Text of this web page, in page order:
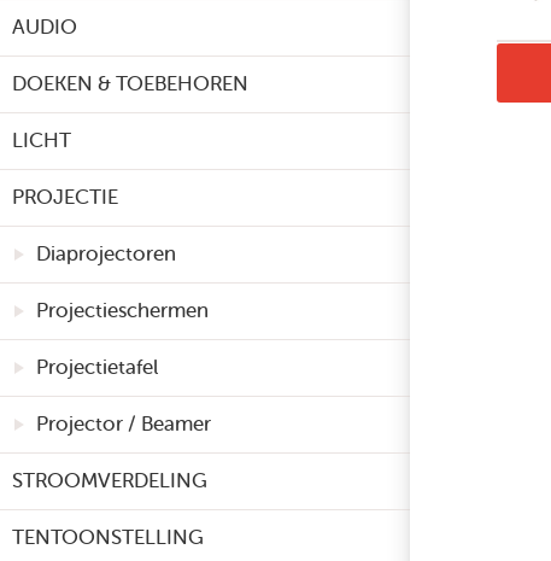
AUDIO
DOEKEN & TOEBEHOREN
LICHT
PROJECTIE
Diaprojectoren
Projectieschermen
Projectietafel
Projector / Beamer
STROOMVERDELING
TENTOONSTELLING